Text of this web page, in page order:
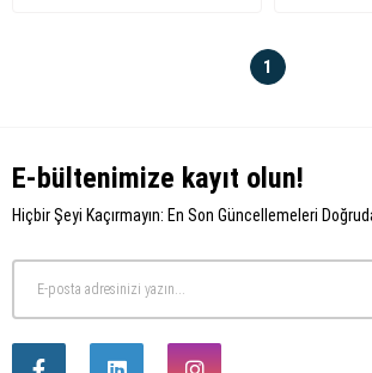
1
E-bültenimize kayıt olun!
Hiçbir Şeyi Kaçırmayın: En Son Güncellemeleri